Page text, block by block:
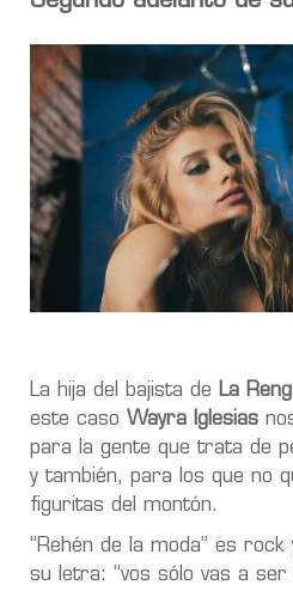
La hija del bajista de La
este caso Wayra Iglesias
para la gente que trata de
y también, para los que no
figuritas del montón.
“Rehén de la moda” es
su letra: “vos sólo vas a